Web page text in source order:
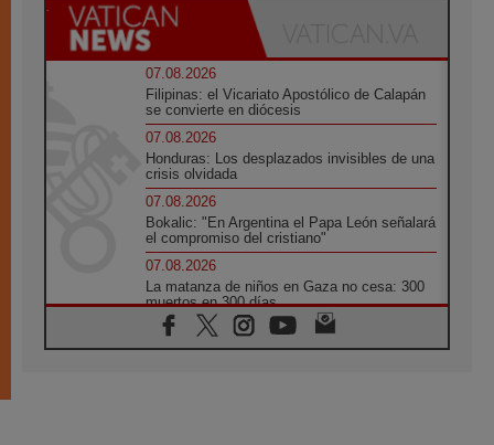
07.08.2026
Filipinas: el Vicariato Apostólico de Calapán
se convierte en diócesis
07.08.2026
Honduras: Los desplazados invisibles de una
crisis olvidada
07.08.2026
Bokalic: "En Argentina el Papa León señalará
el compromiso del cristiano"
07.08.2026
La matanza de niños en Gaza no cesa: 300
muertos en 300 días
07.08.2026
Tagle: La guerra desfigura el mundo, solo la